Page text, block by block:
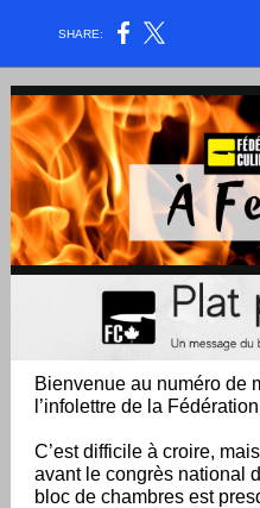
SHARE:
Bienvenue au numéro de
l’infolettre de la
C’est difficile à croire,
avant le congrès national
bloc de chambres est